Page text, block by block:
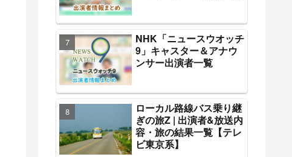
NHK「ニュースウオッチ
9」キャスター＆アナウ
ンサー出演者一覧
ローカル路線バス乗り継
ぎの旅Z | 出演者&放送内
容・旅の結果一覧【テレ
ビ東京系】